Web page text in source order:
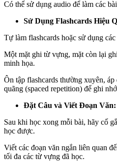
Có thể sử dụng audio để làm các
Sử Dụng Flashcards Hiệu
Tự làm flashcards hoặc sử dụng
Một mặt ghi từ vựng, mặt còn lại
minh họa.
Ôn tập flashcards thường xuyên,
quãng (spaced repetition) để ghi
Đặt Câu và Viết Đoạn Văn:
Sau khi học xong mỗi bài, hãy cố
học được.
Viết các đoạn văn ngắn liên quan
tối đa các từ vựng đã học.